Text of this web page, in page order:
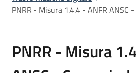
PNRR - Misura 1.4.4 - ANPR ANSC
PNRR - Misura